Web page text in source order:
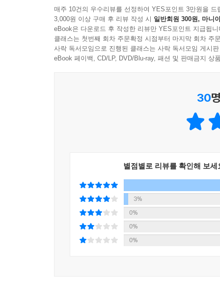
손을 통해 구현되는 도형의 구체화로써 학생들
특별한 효과라 할 것입니다.
수학교육의 목표는 창의성을 발휘하여 수학적 사
수학종이접기』로 어린이들은 좀더 창의적이고
매주 10건의 우수리뷰를 선정하여 YES포인트 3만원을 드
3,000원 이상 구매 후 리뷰 작성 시 일반회원 300원, 마니
eBook은 다운로드 후 작성한 리뷰만 YES포인트 지급됩니
클래스는 첫번째 회차 주문확정 시점부터 마지막 회차 주
사락 독서모임으로 진행된 클래스는 사락 독서모임 게시
eBook 페이백, CD/LP, DVD/Blu-ray, 패션 및 판매금지 상
30
별점별로 리뷰를 확인해 보세
3%
0%
0%
0%